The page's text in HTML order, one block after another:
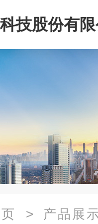
技股份有
> 产品展